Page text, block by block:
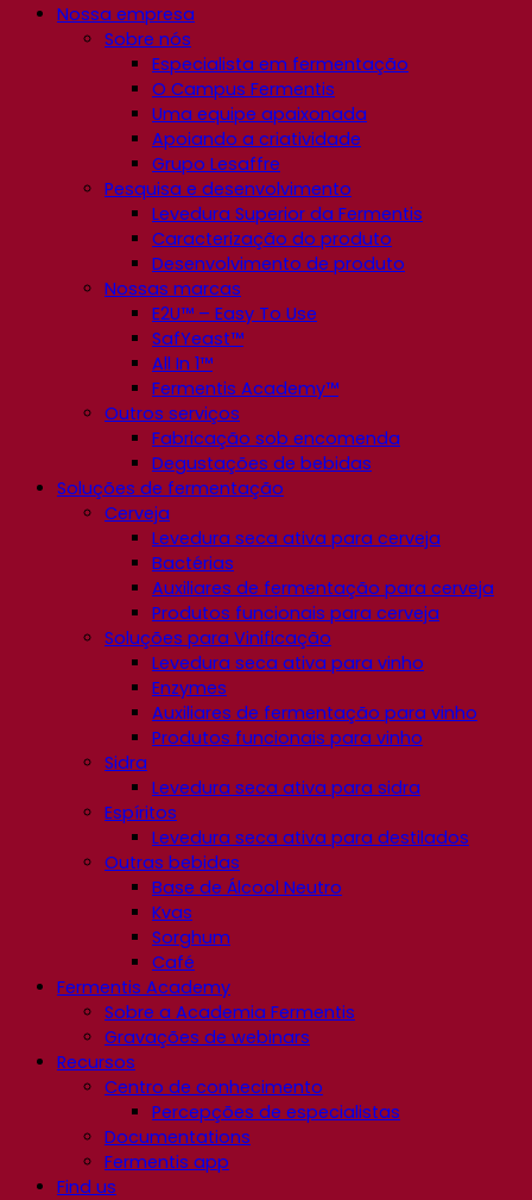
Nossa empresa
Sobre nós
Especialista em fermentação
O Campus Fermentis
Uma equipe apaixonada
Apoiando a criatividade
Grupo Lesaffre
Pesquisa e desenvolvimento
Levedura Superior da Fermentis
Caracterização do produto
Desenvolvimento de produto
Nossas marcas
E2U™ – Easy To Use
SafYeast™
All In 1™
Fermentis Academy™
Outros serviços
Fabricação sob encomenda
Degustações de bebidas
Soluções de fermentação
Cerveja
Levedura seca ativa para cerveja
Bactérias
Auxiliares de fermentação para cerveja
Produtos funcionais para cerveja
Soluções para Vinificação
Levedura seca ativa para vinho
Enzymes
Auxiliares de fermentação para vinho
Produtos funcionais para vinho
Sidra
Levedura seca ativa para sidra
Espíritos
Levedura seca ativa para destilados
Outras bebidas
Base de Álcool Neutro
Kvas
Sorghum
Café
Fermentis Academy
Sobre a Academia Fermentis
Gravações de webinars
Recursos
Centro de conhecimento
Percepções de especialistas
Documentations
Fermentis app
Find us